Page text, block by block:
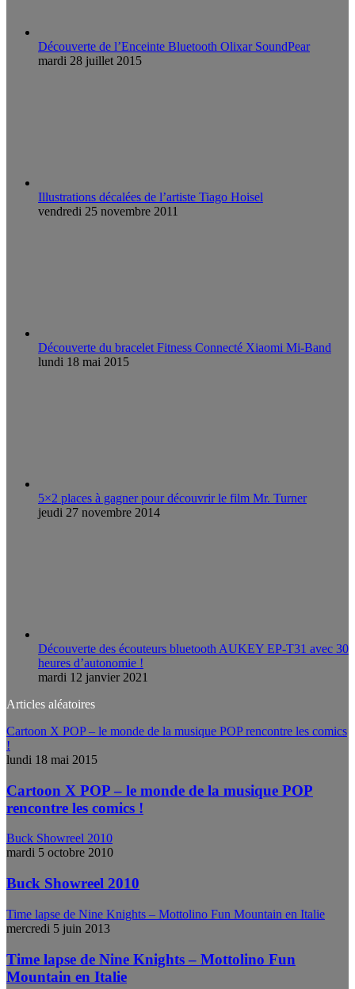
Découverte de l’Enceinte Bluetooth Olixar SoundPear
mardi 28 juillet 2015
Illustrations décalées de l’artiste Tiago Hoisel
vendredi 25 novembre 2011
Découverte du bracelet Fitness Connecté Xiaomi Mi-Band
lundi 18 mai 2015
5×2 places à gagner pour découvrir le film Mr. Turner
jeudi 27 novembre 2014
Découverte des écouteurs bluetooth AUKEY EP-T31 avec 30
heures d’autonomie !
mardi 12 janvier 2021
Articles aléatoires
Cartoon X POP – le monde de la musique POP rencontre les comics
!
lundi 18 mai 2015
Cartoon X POP – le monde de la musique POP
rencontre les comics !
Buck Showreel 2010
mardi 5 octobre 2010
Buck Showreel 2010
Time lapse de Nine Knights – Mottolino Fun Mountain en Italie
mercredi 5 juin 2013
Time lapse de Nine Knights – Mottolino Fun
Mountain en Italie